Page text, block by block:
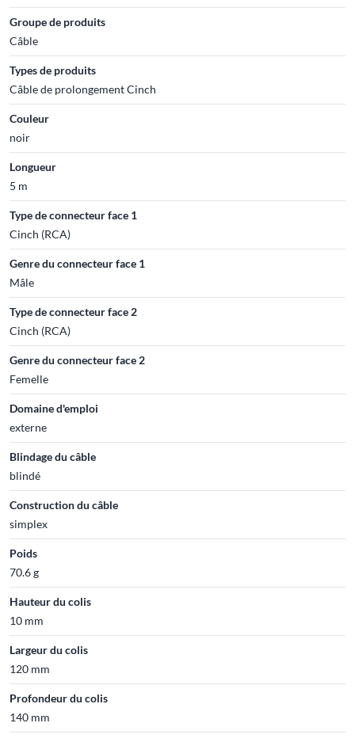
Groupe de produits
Câble
Types de produits
Câble de prolongement Cinch
Couleur
noir
Longueur
5 m
Type de connecteur face 1
Cinch (RCA)
Genre du connecteur face 1
Mâle
Type de connecteur face 2
Cinch (RCA)
Genre du connecteur face 2
Femelle
Domaine d'emploi
externe
Blindage du câble
blindé
Construction du câble
simplex
Poids
70.6 g
Hauteur du colis
10 mm
Largeur du colis
120 mm
Profondeur du colis
140 mm